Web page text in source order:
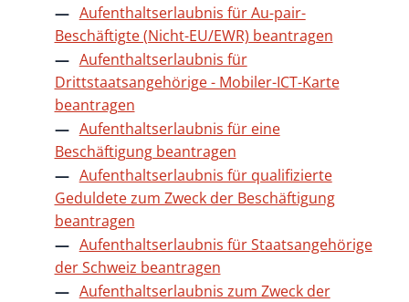
Aufenthaltserlaubnis für Au-pair-
Beschäftigte (Nicht-EU/EWR) beantragen
Aufenthaltserlaubnis für
Drittstaatsangehörige - Mobiler-ICT-Karte
beantragen
Aufenthaltserlaubnis für eine
Beschäftigung beantragen
Aufenthaltserlaubnis für qualifizierte
Geduldete zum Zweck der Beschäftigung
beantragen
Aufenthaltserlaubnis für Staatsangehörige
der Schweiz beantragen
Aufenthaltserlaubnis zum Zweck der